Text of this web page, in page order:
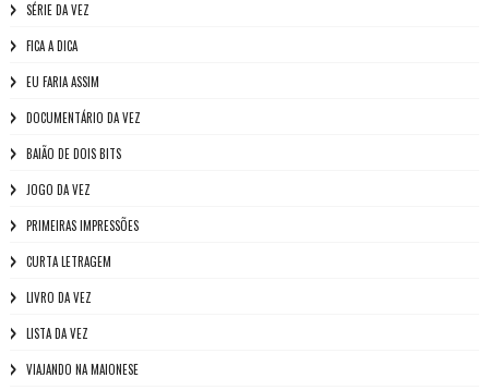
SÉRIE DA VEZ
FICA A DICA
EU FARIA ASSIM
DOCUMENTÁRIO DA VEZ
BAIÃO DE DOIS BITS
JOGO DA VEZ
PRIMEIRAS IMPRESSÕES
CURTA LETRAGEM
LIVRO DA VEZ
LISTA DA VEZ
VIAJANDO NA MAIONESE